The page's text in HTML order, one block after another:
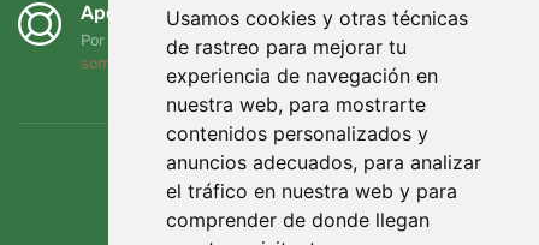
Usamos cookies y otras técnicas
de rastreo para mejorar tu
experiencia de navegación en
nuestra web, para mostrarte
contenidos personalizados y
anuncios adecuados, para analizar
el tráfico en nuestra web y para
comprender de donde llegan
Apoyamos a Trees.org
Por cada pedido plantamos un árbol. Leer más
somos